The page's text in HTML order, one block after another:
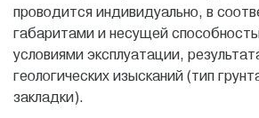
проводится индивидуально, в
габаритами и несущей
условиями эксплуатации,
геологических изысканий (тип
закладки).